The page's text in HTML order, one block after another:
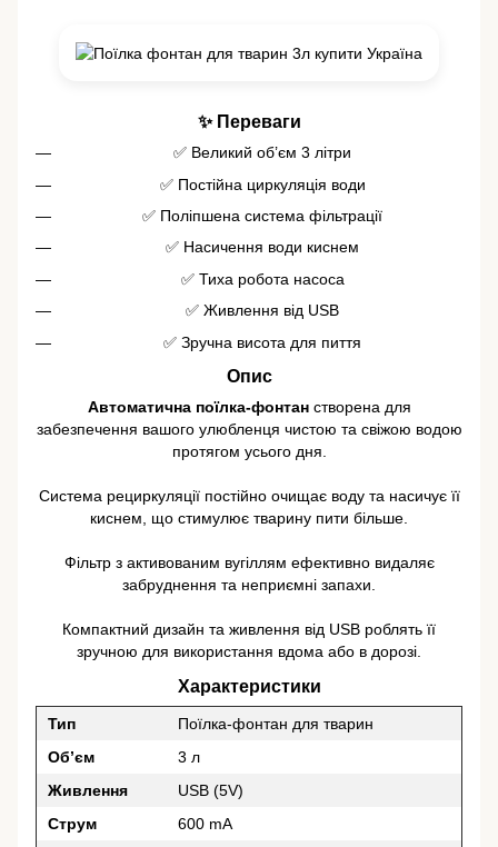
✨ Переваги
✅ Великий об’єм 3 літри
✅ Постійна циркуляція води
✅ Поліпшена система фільтрації
✅ Насичення води киснем
✅ Тиха робота насоса
✅ Живлення від USB
✅ Зручна висота для пиття
Опис
Автоматична поїлка-фонтанстворена для
забезпечення вашого улюбленця чистою та свіжою водою
протягом усього дня.
Система рециркуляції постійно очищає воду та насичує її
киснем, що стимулює тварину пити більше.
Фільтр з активованим вугіллям ефективно видаляє
забруднення та неприємні запахи.
Компактний дизайн та живлення від USB роблять її
зручною для використання вдома або в дорозі.
Характеристики
Тип
Поїлка-фонтан для тварин
Об’єм
3 л
Живлення
USB (5V)
Струм
600 mA